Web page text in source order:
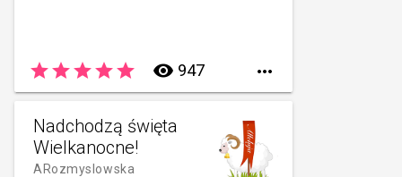
starstarstarstarstar remove_red_eye 947 
Nadchodzą święta
Wielkanocne!
ARozmyslowska